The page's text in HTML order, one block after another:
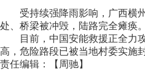
受持续强降雨影响，广西横州
处、桥梁被冲毁，陆路完全瘫痪
目前，中国安能救援正全力攻
高，危险路段已被当地村委实施
责任编辑：【周驰】